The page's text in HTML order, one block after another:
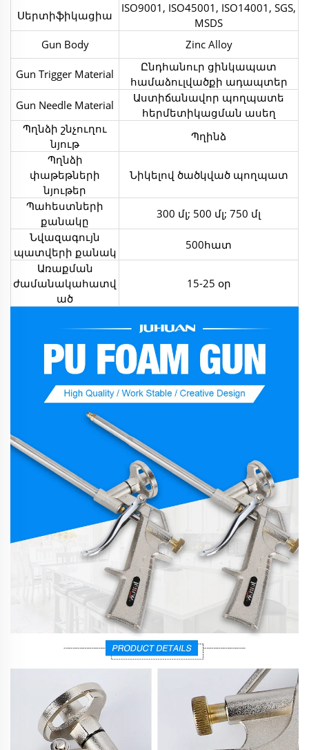
Սերտիֆիկացիա
ISO9001, ISO45001, ISO14001, SGS,
MSDS
Gun Body
Zinc Alloy
Gun Trigger Material
Ընդհանուր ցինկապատ
համաձուլվածքի ադապտեր
Gun Needle Material
Աստիճանավոր պողպատե
հերմետիկացման ասեղ
Պղնձի շնչուղու
նյութ
Պղինձ
Պղնձի
փաթեթների
նյութեր
Նիկելով ծածկված պողպատ
Պահեստների
քանակը
300 մլ; 500 մլ; 750 մլ
Նվազագույն
պատվերի քանակ
500հատ
Առաքման
ժամանակահատվ
ած
15-25 օր